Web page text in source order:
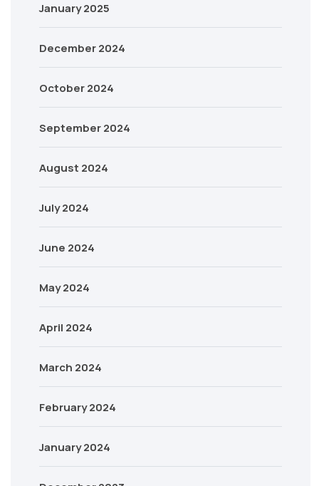
January 2025
December 2024
October 2024
September 2024
August 2024
July 2024
June 2024
May 2024
April 2024
March 2024
February 2024
January 2024